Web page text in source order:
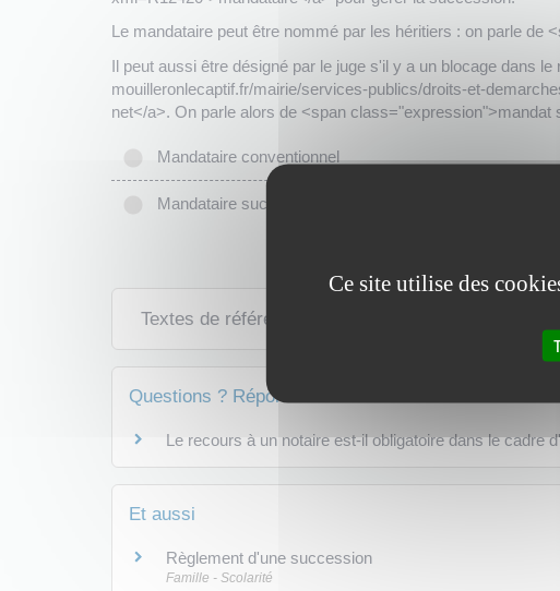
Le mandataire peut être nommé par les héritiers : on parle
Il peut aussi être désigné par le juge s'il y a un blocage dans
mouilleronlecaptif.fr/mairie/services-publics/droits-et-
net</a>. On parle alors de <span class="expression">mandat
Mandataire conventionnel
Mandataire successoral judiciaire
Textes de référence
Questions ? Réponses !
Le recours à un notaire est-il obligatoire dans le cadre
Et aussi
Règlement d'une succession
Famille - Scolarité
Ce site utilise des